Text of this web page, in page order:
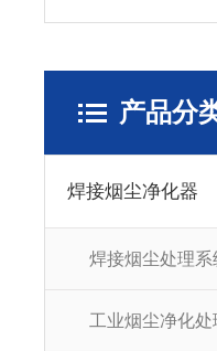
产品分
焊接烟尘净化器
工业烟尘净化处